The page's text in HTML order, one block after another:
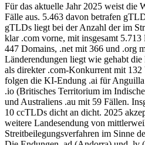
Für das aktuelle Jahr 2025 weist die
Fälle aus. 5.463 davon betrafen
gTLDs liegt bei der Anzahl der im
klar .com vorne, mit insgesamt
447 Domains, .net mit 366 und .org
Länderendungen liegt wie gehabt
als direkter .com-Konkurrent mit 132
folgen die KI-Endung .ai für
.io (Britisches Territorium im
und Australiens .au mit 59 Fällen.
10 ccTLDs dicht an dicht. 2025
weitere Landesendung von
Streitbeilegungsverfahren im Sinne